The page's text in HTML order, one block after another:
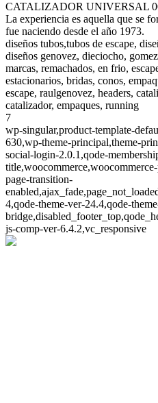
CATALIZADOR UNIVERSAL
La experiencia es aquella que se
fue naciendo desde el año 1973.
diseños tubos,tubos de escape,
diseños genovez, dieciocho,
marcas, remachados, en frio,
estacionarios, bridas, conos,
escape, raulgenovez, headers,
catalizador, empaques, running
7
wp-singular,product-template-
630,wp-theme-principal,theme-
social-login-2.0.1,qode-
page-transition-
4,qode-theme-ver-24.4,qode-
js-comp-ver-6.4.2,vc_responsive